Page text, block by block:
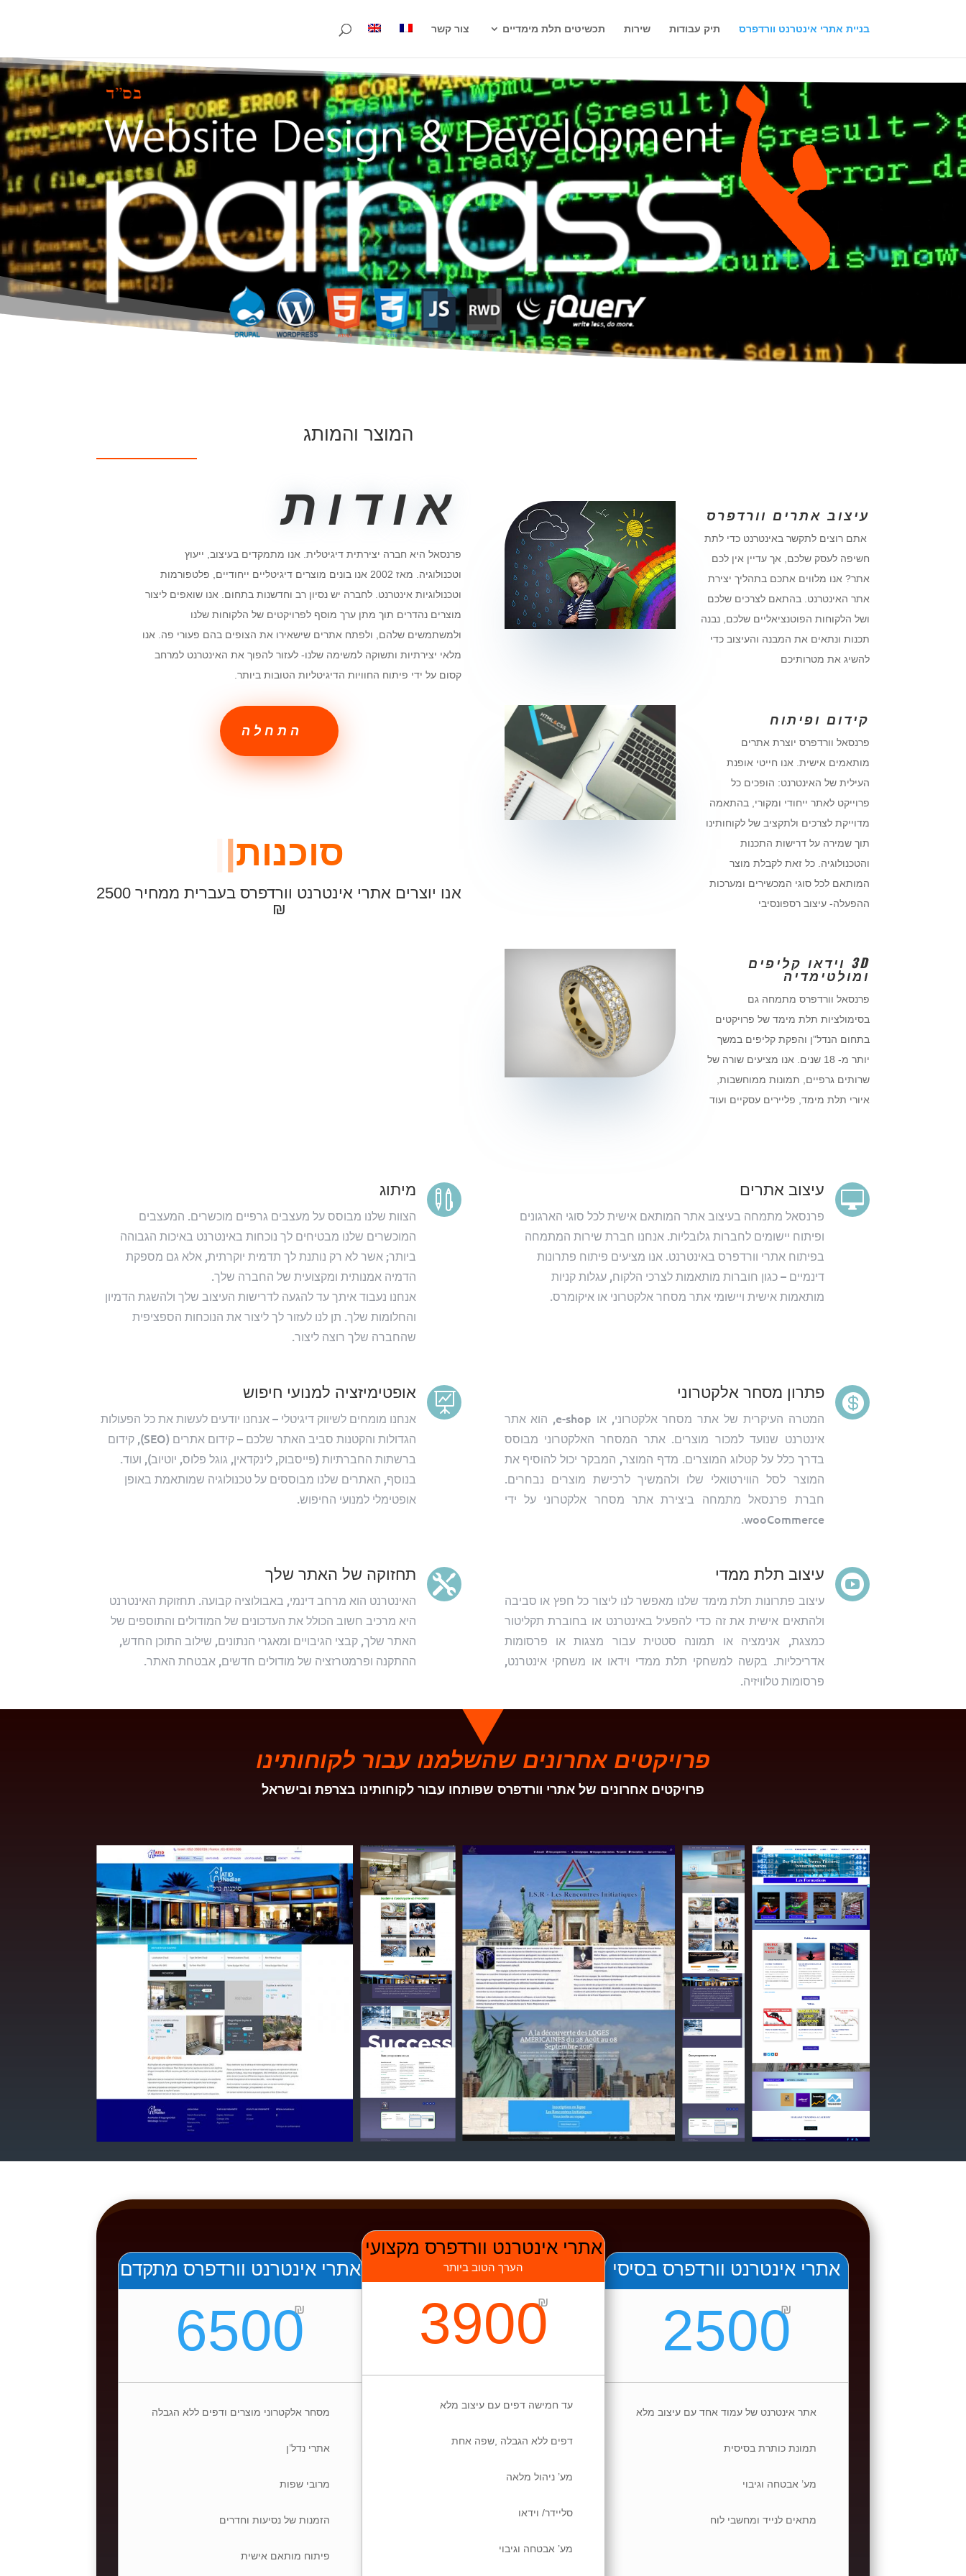
בניית אתרי אינטרנט וורדפרס תיק עבודות שירות תכשיטים תלת מימדיים צור קשר
וידאו
המוצר והמותג
אודות
פרנסאל היא חברה יצירתית דיגיטלית. אנו מתמקדים בעיצוב, ייעוץ
וטכנולוגיה. מאז 2002 אנו בונים מוצרים דיגיטליים ייחודיים, פלטפורמות
וטכנולוגיות אינטרנט. לחברה יש נסיון רב וחדשנות בתחום. אנו שואפים ליצור
מוצרים נהדרים תוך מתן ערך מוסף לפרויקטים של הלקוחות שלנו
ולמשתמשים שלהם, ולפתח אתרים שישאירו את הצופים בהם פעורי פה. אנו
מלאי יצירתיות ותשוקה למשימה שלנו- לעזור להפוך את האינטרנט למרחב
קסום על ידי פיתוח החוויות הדיגיטליות הטובות ביותר.
התחלה
סוכנות עיצוב אתרים
וור|
|
עיצוב אתרים וורדפרס
אתם רוצים לתקשר באינטרנט כדי לתת
חשיפה לעסק שלכם, אך עדיין אין לכם
אתר? אנו מלווים אתכם בתהליך יצירת
אתר האינטרנט. בהתאם לצרכים שלכם
ושל הלקוחות הפוטנציאליים שלכם, נבנה
תכנות ונתאים את המבנה והעיצוב כדי
להשיג את מטרותיכם
קידום ופיתוח
פרנסאל וורדפרס יוצרת אתרים
מותאמים אישית. אנו חייטי אופנת
העילית של האינטרנט: הופכים כל
פרוייקט לאתר ייחודי ומקורי, בהתאמה
מדוייקת לצרכים ולתקציב של לקוחותינו
תוך שמירה על דרישות התכנות
והטכנולוגיה. כל זאת לקבלת מוצר
המותאם לכל סוגי המכשירים ומערכות
ההפעלה- עיצוב רספונסיבי
ומולטימדיה
פרנסאל וורדפרס מתמחה גם
בסימולציות תלת מימד של פרויקטים
בתחום הנדל”ן והפקת קליפים במשך
יותר מ- 18 שנים. אנו מציעים שורה של
שרותים גרפיים, תמונות ממוחשבות,
איורי תלת מימד, פליירים עסקיים ועוד
 מיתוג
הצוות שלנו מבוסס על מעצבים גרפיים מוכשרים. המעצבים
המוכשרים שלנו מבטיחים לך נוכחות באינטרנט באיכות הגבוהה
ביותר; אשר לא רק נותנת לך תדמית יוקרתית, אלא גם מספקת
הדמיה אמנותית ומקצועית של החברה שלך.
אנחנו נעבוד איתך עד להגעה לדרישות העיצוב שלך ולהשגת הדמיון
והחלומות שלך. תן לנו לעזור לך ליצור את הנוכחות הספציפית
שהחברה שלך רוצה ליצור.
 עיצוב אתרים
פרנסאל מתמחה בעיצוב אתר המותאם אישית לכל סוגי הארגונים
ופיתוח יישומים לחברות גלובליות. אנחנו חברת שירות המתמחה
בפיתוח אתרי וורדפרס באינטרנט. אנו מציעים פיתוח פתרונות
דינמיים – כגון חוברות מותאמות לצרכי הלקוח, עגלות קניות
מותאמות אישית ויישומי אתר מסחר אלקטרוני או איקומרס.
 אופטימיזציה למנועי חיפוש
אנחנו מומחים לשיווק דיגיטלי – אנחנו יודעים לעשות את כל הפעולות
הגדולות והקטנות סביב האתר שלכם – קידום אתרים (SEO), קידום
ברשתות החברתיות (פייסבוק, לינקדאין, גוגל פלוס, יוטיוב), ועוד.
בנוסף, האתרים שלנו מבוססים על טכנולוגיה שמותאמת באופן
אופטימלי למנועי החיפוש.
 פתרון מסחר אלקטרוני
המטרה העיקרית של אתר מסחר אלקטרוני, או e-shop, הוא אתר
אינטרנט שנועד למכור מוצרים. אתר המסחר האלקטרוני מבוסס
בדרך כלל על קטלוג המוצרים. מדף המוצר, המבקר יכול להוסיף את
המוצר לסל הווירטואלי שלו ולהמשיך לרכישת מוצרים נבחרים.
חברת פרנסאל מתמחה ביצירת אתר מסחר אלקטרוני על ידי
wooCommerce.
 תחזוקה של האתר שלך
האינטרנט הוא מרחב דינמי, באבולוציה קבועה. תחזוקת האינטרנט
היא מרכיב חשוב הכולל את העדכונים של המודולים והתוספים של
האתר שלך, קבצי הגיבויים ומאגרי הנתונים, שילוב התוכן החדש,
ההתקנה ופרמטרזציה של מודולים חדשים, אבטחת האתר.
 עיצוב תלת ממדי
עיצוב פתרונות תלת מימד שלנו מאפשר לנו ליצור כל חפץ או סביבה
ולהתאים אישית את זה כדי להפעיל באינטרנט או בחוברת תקליטור
כמצגת, אנימציה או תמונה סטטית עבור מצגות או פרסומות
אדריכליות. בקשה למשחקי תלת ממדי וידאו או משחקי אינטרנט,
פרסומות טלוויזיה.
פרויקטים אחרונים שהשלמנו עבור לקוחותינו
פרויקטים אחרונים של אתרי וורדפרס שפותחו עבור לקוחותינו בצרפת ובישראל
אתרי אינטרנט וורדפרס בסיסי
₪
2500
אתר אינטרנט של עמוד אחד עם עיצוב מלא
תמונת כותרת בסיסית
מע’ אבטחה וגיבוי
מתאים לנייד ומחשבי לוח
אתרי אינטרנט וורדפרס מקצועי
הערך הטוב ביותר
₪
3900
עד חמישה דפים עם עיצוב מלא
דפים ללא הגבלה ,שפה אחת
מע’ ניהול מלאה
סליידר/ וידאו
מע’ אבטחה וגיבוי
אתרי אינטרנט וורדפרס מתקדם
₪
6500
מסחר אלקטרוני מוצרים ודפים ללא הגבלה
אתרי נדל’ן
מרובי שפות
הזמנות של נסיעות וחדרים
פיתוח מותאם אישית